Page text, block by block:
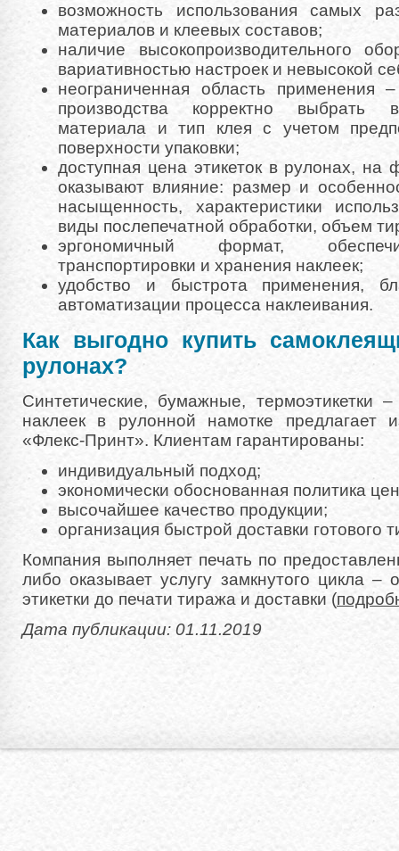
возможность использования самых
материалов и клеевых составов;
наличие высокопроизводительного
вариативностью настроек и невысокой
неограниченная область применения
производства корректно выбрать
материала и тип клея с учетом
поверхности упаковки;
доступная цена этикеток в рулонах, на
оказывают влияние: размер и
насыщенность, характеристики
виды послепечатной обработки, объем
эргономичный формат,
транспортировки и хранения наклеек;
удобство и быстрота применения,
автоматизации процесса наклеивания.
Как выгодно купить
рулонах?
Синтетические, бумажные, термоэтикетки
наклеек в рулонной намотке предлагает
«Флекс-Принт». Клиентам гарантированы:
индивидуальный подход;
экономически обоснованная политика
высочайшее качество продукции;
организация быстрой доставки готового
Компания выполняет печать по
либо оказывает услугу замкнутого цикла –
этикетки до печати тиража и доставки (
Дата публикации: 01.11.2019